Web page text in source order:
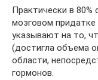
Практически в 80%
мозговом
указывают на то,
(достигла объема
области,
гормонов.